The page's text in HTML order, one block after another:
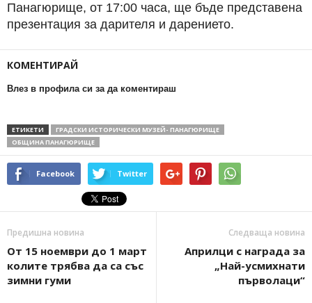
Панагюрище, от 17:00 часа, ще бъде представена
презентация за дарителя и дарението.
КОМЕНТИРАЙ
Влез в профила си за да коментираш
ЕТИКЕТИ
ГРАДСКИ ИСТОРИЧЕСКИ МУЗЕЙ- ПАНАГЮРИЩЕ
ОБЩИНА ПАНАГЮРИЩЕ
Facebook Twitter
Предишна новина
От 15 ноември до 1 март
колите трябва да са със
зимни гуми
Следваща новина
Априлци с награда за
„Най-усмихнати
първолаци“